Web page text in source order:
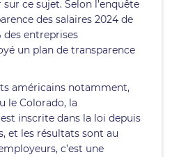
ce sujet. Selon l’enquête
des salaires 2024 de
des entreprises
un plan de transparence
américains notamment,
le Colorado, la
inscrite dans la loi depuis
et les résultats sont au
c’est une